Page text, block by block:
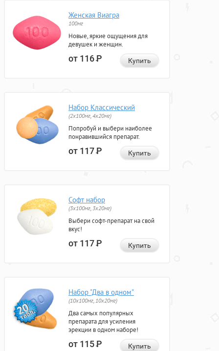
Женская Виагра
100мг
Новые, яркие ощущения для
девушек и женщин.
от 116Р Купить
Набор Классический
(2x100мг, 4x20мг)
Попробуй и выбери наиболее
понравившийся препарат.
от 117Р Купить
Софт набор
(3x100мг, 3x20мг)
Выбери софт-препарат на свой
вкус!
от 117Р Купить
Набор "Два в одном"
(10x100мг, 10x20мг)
Два самых популярных
препарата для усиления
эрекции в одном наборе!
от 115Р Купить